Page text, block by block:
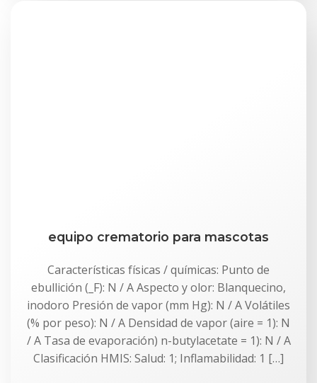
equipo crematorio para mascotas
Características físicas / químicas: Punto de
ebullición (_F): N / A Aspecto y olor: Blanquecino,
inodoro Presión de vapor (mm Hg): N / A Volátiles
(% por peso): N / A Densidad de vapor (aire = 1): N
/ A Tasa de evaporación) n-butylacetate = 1): N / A
Clasificación HMIS: Salud: 1; Inflamabilidad: 1 […]